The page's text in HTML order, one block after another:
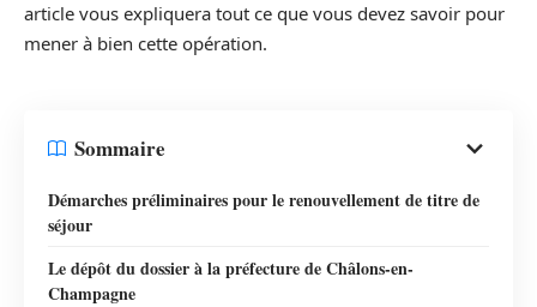
article vous expliquera tout ce que vous devez savoir pour
mener à bien cette opération.
Sommaire
Démarches préliminaires pour le renouvellement de titre de
séjour
Le dépôt du dossier à la préfecture de Châlons-en-
Champagne